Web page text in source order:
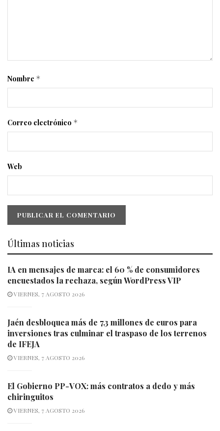
Nombre *
Correo electrónico *
Web
Últimas noticias
IA en mensajes de marca: el 60 % de consumidores
encuestados la rechaza, según WordPress VIP
VIERNES, 7 AGOSTO 2026
Jaén desbloquea más de 7,3 millones de euros para
inversiones tras culminar el traspaso de los terrenos
de IFEJA
VIERNES, 7 AGOSTO 2026
El Gobierno PP-VOX: más contratos a dedo y más
chiringuitos
VIERNES, 7 AGOSTO 2026